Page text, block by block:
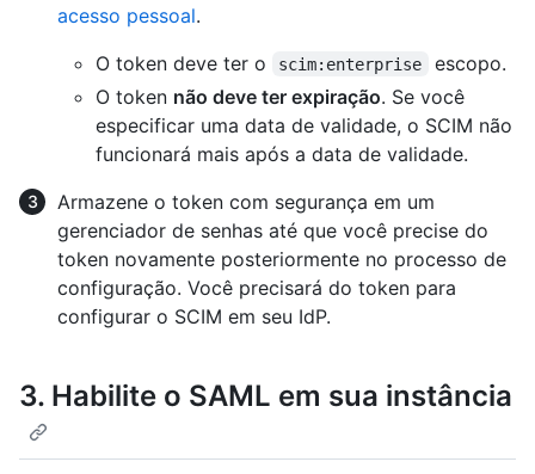
acesso pessoal.
O token deve ter o
scim:enterprise
escopo.
O token não deve ter expiração. Se você
especificar uma data de validade, o SCIM não
funcionará mais após a data de validade.
Armazene o token com segurança em um
gerenciador de senhas até que você precise do
token novamente posteriormente no processo de
configuração. Você precisará do token para
configurar o SCIM em seu IdP.
3. Habilite o SAML em sua instância